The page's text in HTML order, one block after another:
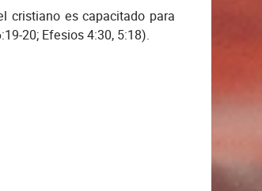
cristiano es capacitado para
20; Efesios 4:30, 5:18).